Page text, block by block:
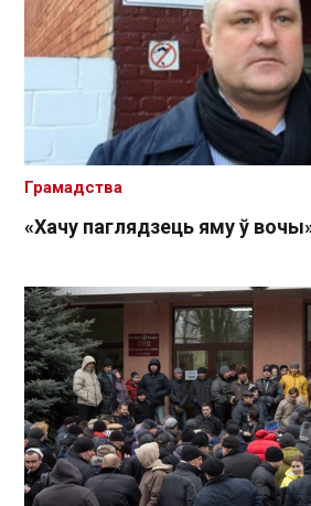
«Хачу паглядзець яму ў
Грамадства